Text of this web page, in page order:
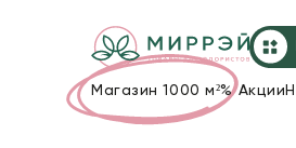
Магазин 1000 м²%Акции